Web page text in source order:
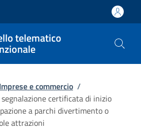
telematico
Imprese e commercio /
certificata di inizio
a parchi divertimento o
attrazioni